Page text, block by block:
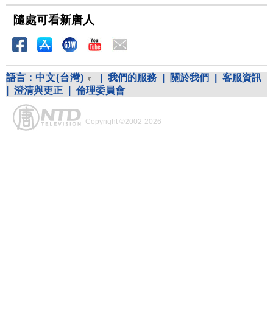
隨處可看新唐人
語言： 中文(台灣) 我們的服務 關於我們
客服資訊
澄清與更正 倫理委員會
Copyright ©2002-2026